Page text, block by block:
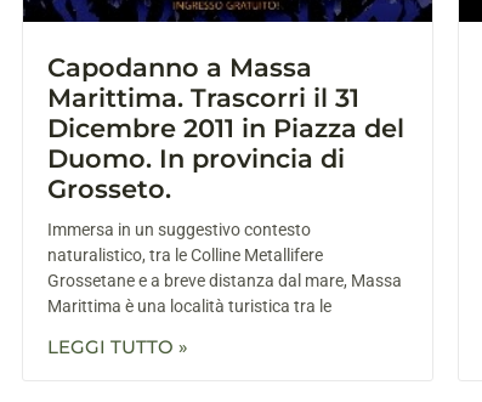
Capodanno a Massa
Marittima. Trascorri il 31
Dicembre 2011 in Piazza del
Duomo. In provincia di
Grosseto.
Immersa in un suggestivo contesto
naturalistico, tra le Colline Metallifere
Grossetane e a breve distanza dal mare, Massa
Marittima è una località turistica tra le
LEGGI TUTTO »